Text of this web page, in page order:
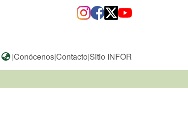
|Conócenos|Contacto|Sitio INFOR